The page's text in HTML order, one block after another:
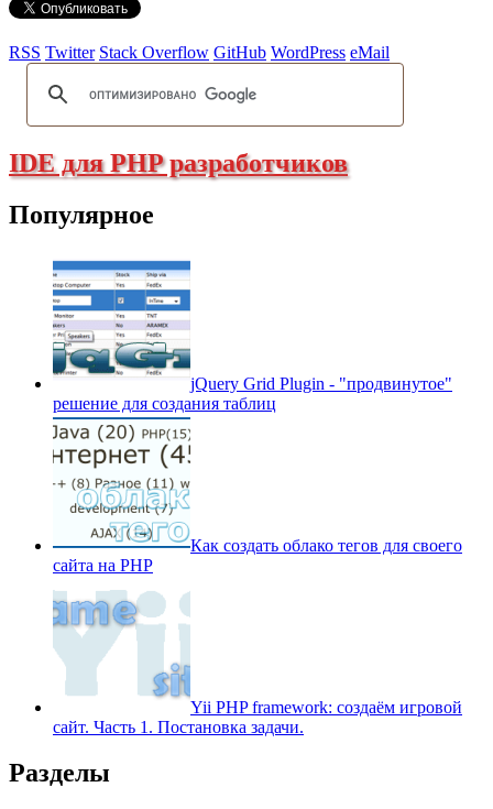
RSS Twitter Stack Overflow GitHub WordPress eMail
IDE для PHP разработчиков
Популярное
jQuery Grid Plugin - "продвинутое"
решение для создания таблиц
Как создать облако тегов для своего
сайта на PHP
Yii PHP framework: создаём игровой
сайт. Часть 1. Постановка задачи.
Разделы